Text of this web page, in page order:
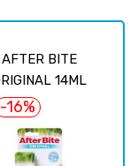
AFTER BITE
14ML
-16%